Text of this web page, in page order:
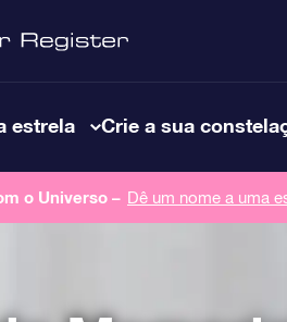
estrela Crie a sua
o Universo – Dê um nome a uma